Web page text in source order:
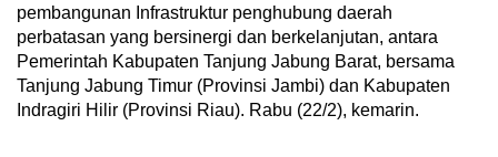
pembangunan Infrastruktur penghubung daerah
perbatasan yang bersinergi dan berkelanjutan, antara
Pemerintah Kabupaten Tanjung Jabung Barat, bersama
Tanjung Jabung Timur (Provinsi Jambi) dan Kabupaten
Indragiri Hilir (Provinsi Riau). Rabu (22/2), kemarin.